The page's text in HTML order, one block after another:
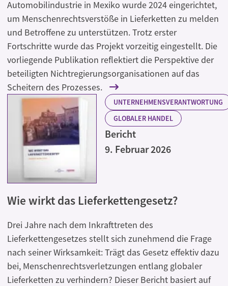
Automobilindustrie in Mexiko wurde 2024 eingerichtet,
um Menschenrechtsverstöße in Lieferketten zu melden
und Betroffene zu unterstützen. Trotz erster
Fortschritte wurde das Projekt vorzeitig eingestellt. Die
vorliegende Publikation reflektiert die Perspektive der
beteiligten Nichtregierungsorganisationen auf das
Scheitern des Prozesses.
UNTERNEHMENSVERANTWORTUNG
GLOBALER HANDEL
Bericht
9. Februar 2026
Wie wirkt das Lieferkettengesetz?
Drei Jahre nach dem Inkrafttreten des
Lieferkettengesetzes stellt sich zunehmend die Frage
nach seiner Wirksamkeit: Trägt das Gesetz effektiv dazu
bei, Menschenrechtsverletzungen entlang globaler
Lieferketten zu verhindern? Dieser Bericht basiert auf